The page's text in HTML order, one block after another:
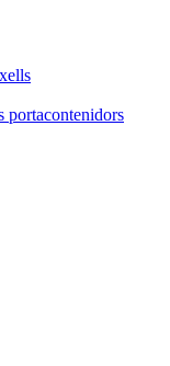
portacontenidors